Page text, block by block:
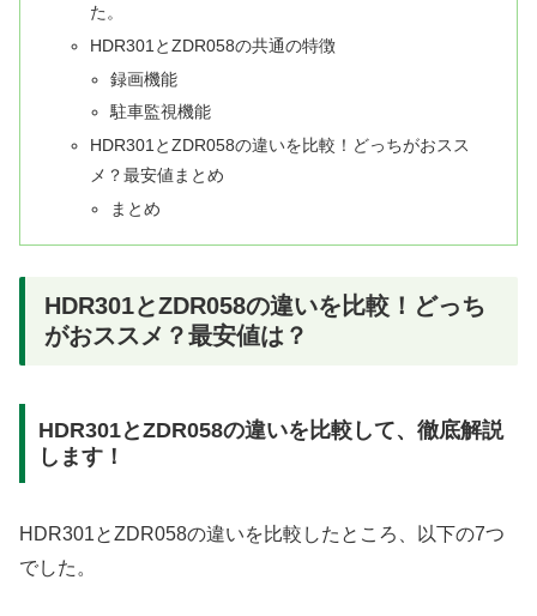
た。
HDR301とZDR058の共通の特徴
録画機能
駐車監視機能
HDR301とZDR058の違いを比較！どっちがおスス
メ？最安値まとめ
まとめ
HDR301とZDR058の違いを比較！どっち
がおススメ？最安値は？
HDR301とZDR058の違いを比較して、徹底解説
します！
HDR301とZDR058の違いを比較したところ、以下の7つ
でした。